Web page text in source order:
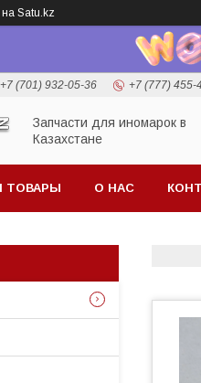
на Satu.kz
+7 (701) 932-05-36 +7 (777) 455-
Запчасти для иномарок в
Казахстане
ТОВАРЫ О НАС